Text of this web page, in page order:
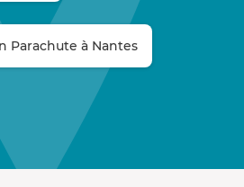
Parachute à Nantes